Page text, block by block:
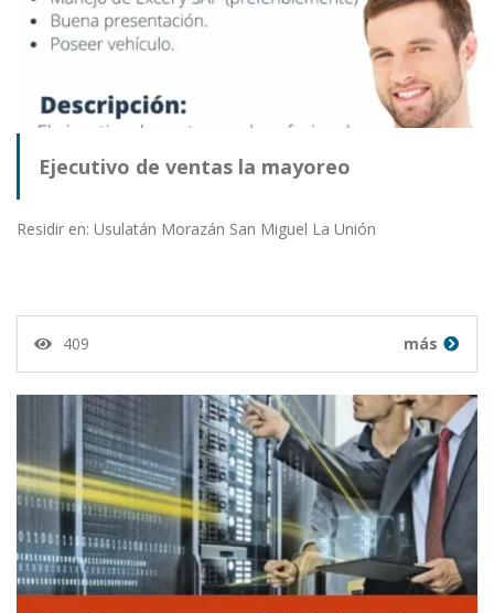
Ejecutivo de ventas la mayoreo
Residir en: Usulatán Morazán San Miguel La Unión
409 más